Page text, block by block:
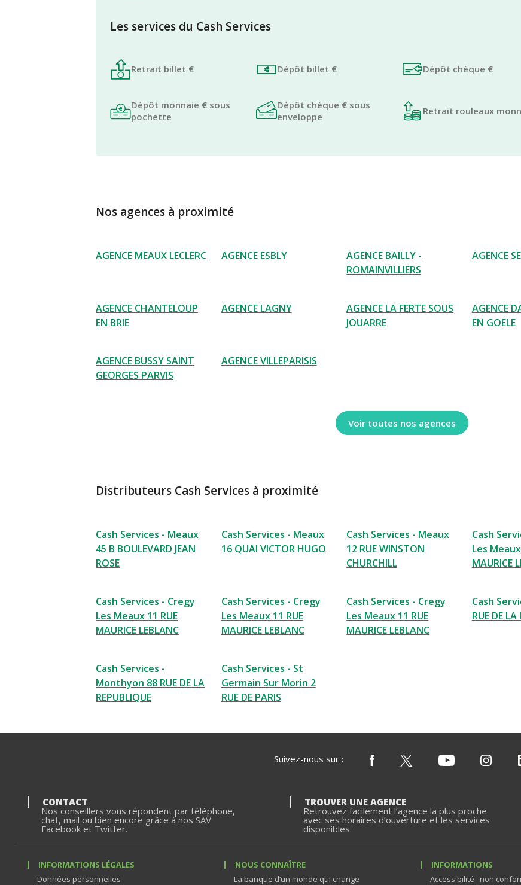
Les services du Cash Services
Retrait billet € Dépôt billet € Dépôt chèque €
Dépôt monnaie € sous
pochette
Dépôt chèque € sous
enveloppe
Retrait rouleaux
Nos agences à proximité
AGENCE MEAUX LECLERC AGENCE ESBLY
AGENCE BAILLY -
ROMAINVILLIERS
AGENCE
AGENCE CHANTELOUP
EN BRIE
AGENCE LAGNY
AGENCE LA FERTE SOUS
JOUARRE
AGENCE
EN GOELE
AGENCE BUSSY SAINT
GEORGES PARVIS
AGENCE VILLEPARISIS
Voir toutes nos agences
Distributeurs Cash Services à proximité
Cash Services - Meaux
45 B BOULEVARD JEAN
ROSE
Cash Services - Meaux
16 QUAI VICTOR HUGO
Cash Services - Meaux
12 RUE WINSTON
CHURCHILL
Cash
Les
MAURICE
Cash Services - Cregy
Les Meaux 11 RUE
MAURICE LEBLANC
Cash Services - Cregy
Les Meaux 11 RUE
MAURICE LEBLANC
Cash Services - Cregy
Les Meaux 11 RUE
MAURICE LEBLANC
Cash
RUE DE
Cash Services -
Monthyon 88 RUE DE LA
REPUBLIQUE
Cash Services - St
Germain Sur Morin 2
RUE DE PARIS
Suivez-nous sur :
CONTACT
Nos conseillers vous répondent par téléphone,
chat, mail ou bien encore grâce à nos SAV
Facebook et Twitter.
TROUVER UNE AGENCE
Retrouvez facilement l’agence la plus proche
avec ses horaires d’ouverture et les services
disponibles.
INFORMATIONS LÉGALES
Données personnelles
NOUS CONNAÎTRE
La banque d’un monde qui change
INFORMATIONS
Accessibilité : non